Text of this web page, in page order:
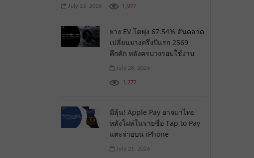
July 22, 2026 1,977
ยาง EV โตพุ่ง 67.54% ดันตลาด
เปลี่ยนยางครึ่งปีแรก 2569
คึกคัก หลังครบวงรอบใช้งาน
July 28, 2026
1,272
มีลุ้น! Apple Pay อาจมาไทย
หลังโผล่ในรายชื่อ Tap to Pay
แตะจ่ายบน iPhone
July 21, 2026